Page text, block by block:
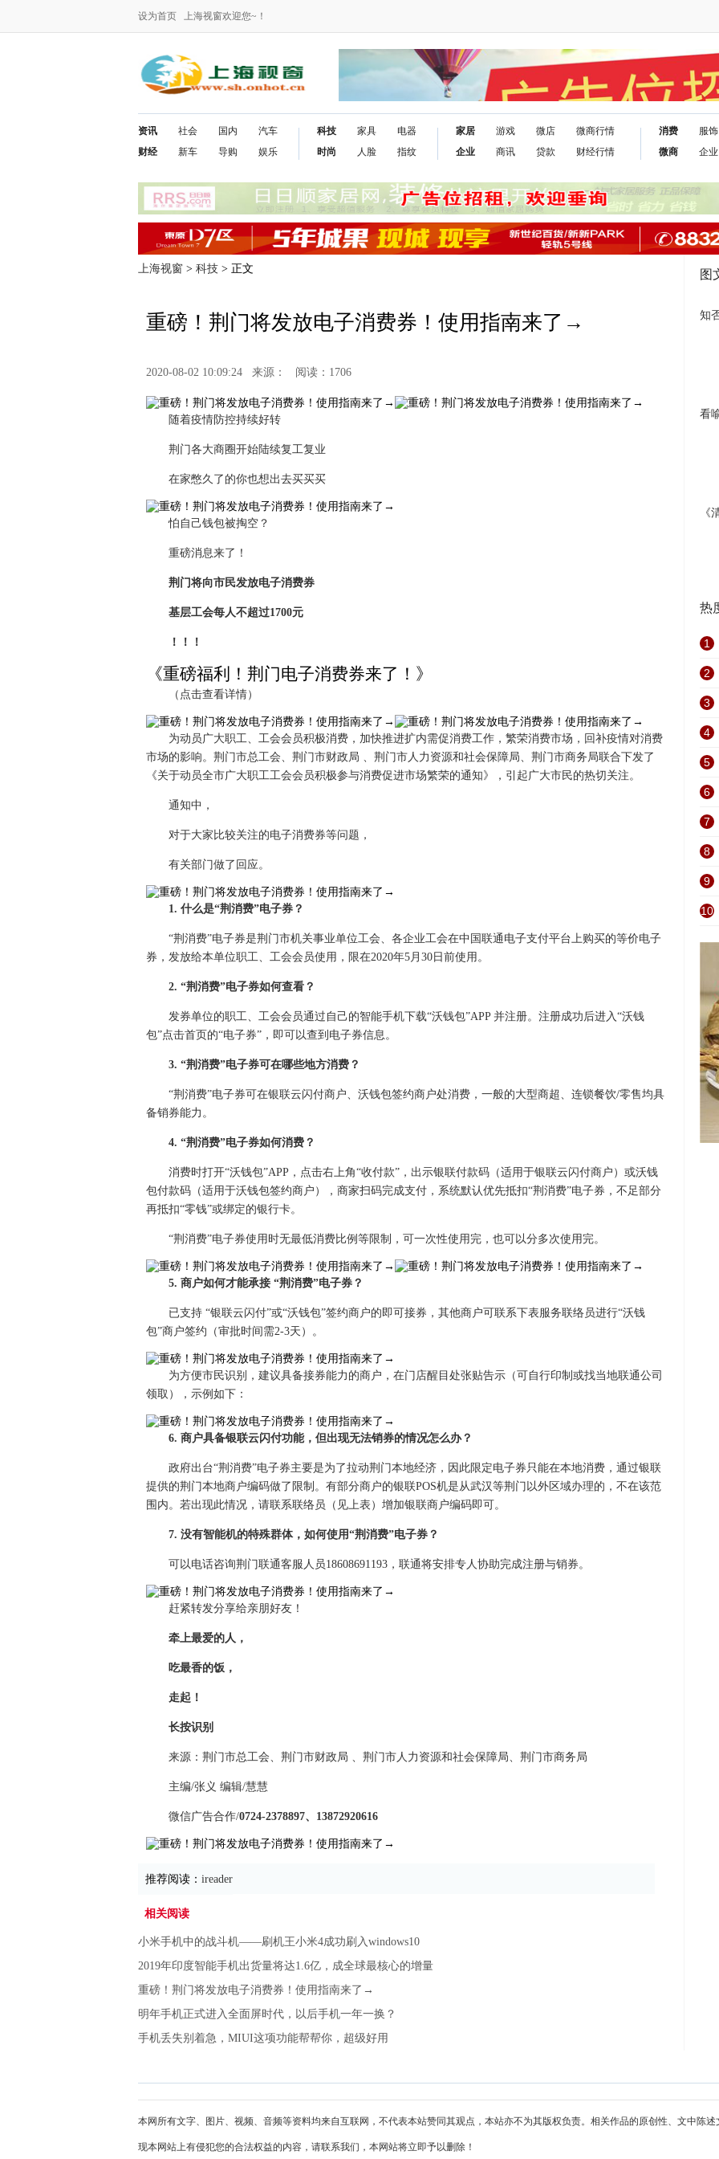
设为首页 上海视窗欢迎您~！
资讯
财经
社会
新车
国内
导购
汽车
娱乐
科技
时尚
家具
人脸
电器
指纹
家居
企业
游戏
商讯
微店
贷款
微商行情
财经行情
消费
微商
服饰
企业
上海视窗 > 科技 > 正文
重磅！荆门将发放电子消费券！使用指南来了→
2020-08-02 10:09:24 来源： 阅读：1706
随着疫情防控持续好转
荆门各大商圈开始陆续复工复业
在家憋久了的你也想出去买买买
怕自己钱包被掏空？
重磅消息来了！
荆门将向市民发放电子消费券
基层工会每人不超过1700元
！！！
《重磅福利！荆门电子消费券来了！》
（点击查看详情）
为动员广大职工、工会会员积极消费，加快推进扩内需促消费工作，繁荣消费市场，回补疫情对消费
市场的影响。荆门市总工会、荆门市财政局 、荆门市人力资源和社会保障局、荆门市商务局联合下发了
《关于动员全市广大职工工会会员积极参与消费促进市场繁荣的通知》，引起广大市民的热切关注。
通知中，
对于大家比较关注的电子消费券等问题，
有关部门做了回应。
1. 什么是“荆消费”电子券？
“荆消费”电子券是荆门市机关事业单位工会、各企业工会在中国联通电子支付平台上购买的等价电子
券，发放给本单位职工、工会会员使用，限在2020年5月30日前使用。
2. “荆消费”电子券如何查看？
发券单位的职工、工会会员通过自己的智能手机下载“沃钱包”APP 并注册。注册成功后进入“沃钱
包”点击首页的“电子券”，即可以查到电子券信息。
3. “荆消费”电子券可在哪些地方消费？
“荆消费”电子券可在银联云闪付商户、沃钱包签约商户处消费，一般的大型商超、连锁餐饮/零售均具
备销券能力。
4. “荆消费”电子券如何消费？
消费时打开“沃钱包”APP，点击右上角“收付款”，出示银联付款码（适用于银联云闪付商户）或沃钱
包付款码（适用于沃钱包签约商户），商家扫码完成支付，系统默认优先抵扣“荆消费”电子券，不足部分
再抵扣“零钱”或绑定的银行卡。
“荆消费”电子券使用时无最低消费比例等限制，可一次性使用完，也可以分多次使用完。
5. 商户如何才能承接 “荆消费”电子券？
已支持 “银联云闪付”或“沃钱包”签约商户的即可接券，其他商户可联系下表服务联络员进行“沃钱
包”商户签约（审批时间需2-3天）。
为方便市民识别，建议具备接券能力的商户，在门店醒目处张贴告示（可自行印制或找当地联通公司
领取），示例如下：
6. 商户具备银联云闪付功能，但出现无法销券的情况怎么办？
政府出台“荆消费”电子券主要是为了拉动荆门本地经济，因此限定电子券只能在本地消费，通过银联
提供的荆门本地商户编码做了限制。有部分商户的银联POS机是从武汉等荆门以外区域办理的，不在该范
围内。若出现此情况，请联系联络员（见上表）增加银联商户编码即可。
7. 没有智能机的特殊群体，如何使用“荆消费”电子券？
可以电话咨询荆门联通客服人员18608691193，联通将安排专人协助完成注册与销券。
赶紧转发分享给亲朋好友！
牵上最爱的人，
吃最香的饭，
走起！
长按识别
来源：荆门市总工会、荆门市财政局 、荆门市人力资源和社会保障局、荆门市商务局
主编/张义 编辑/慧慧
微信广告合作/0724-2378897、 13872920616
推荐阅读： ireader
相关阅读
小米手机中的战斗机——刷机王小米4成功刷入windows10
2019年印度智能手机出货量将达1.6亿，成全球最核心的增量
重磅！荆门将发放电子消费券！使用指南来了→
明年手机正式进入全面屏时代，以后手机一年一换？
手机丢失别着急，MIUI这项功能帮帮你，超级好用
图
知
看
《
热
1
2
3
4
5
6
7
8
9
10
本网所有文字、图片、视频、音频等资料均来自互联网，不代表本站赞同其观点，本站亦不为其版权负责。相关作品的原创性、文中陈
现本网站上有侵犯您的合法权益的内容，请联系我们，本网站将立即予以删除！